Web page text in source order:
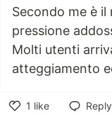
Secondo me è
pressione
Molti utenti
atteggiamento
1 like
Reply